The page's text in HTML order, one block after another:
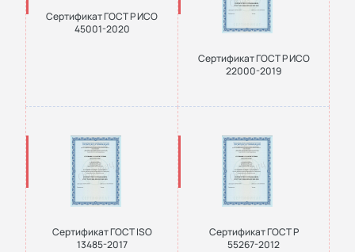
Сертификат ГОСТ Р ИСО
45001-2020
Сертификат ГОСТ Р ИСО
22000-2019
Сертификат ГОСТ ISO
13485-2017
Сертификат ГОСТ Р
55267-2012